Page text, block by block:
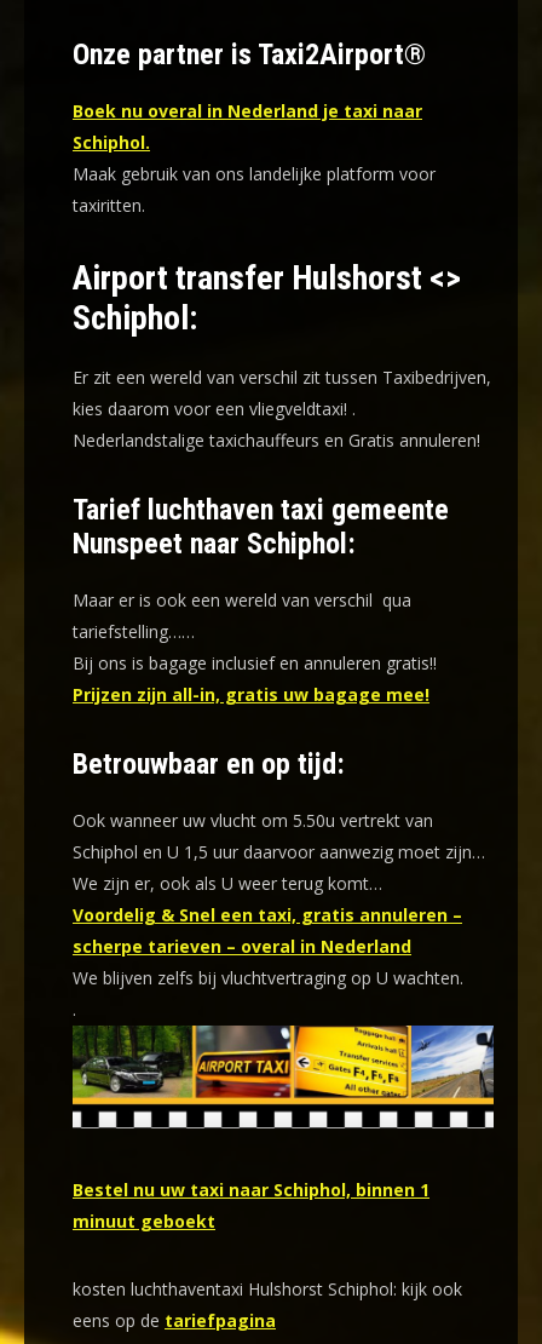
Onze partner is Taxi2Airport®
Boek nu overal in Nederland je taxi naar
Schiphol.
Maak gebruik van ons landelijke platform voor
taxiritten.
Airport transfer Hulshorst <>
Schiphol:
Er zit een wereld van verschil zit tussen Taxibedrijven,
kies daarom voor een vliegveldtaxi! .
Nederlandstalige taxichauffeurs en Gratis annuleren!
Tarief luchthaven taxi gemeente
Nunspeet naar Schiphol:
Maar er is ook een wereld van verschil qua
tariefstelling……
Bij ons is bagage inclusief en annuleren gratis!!
Prijzen zijn all-in, gratis uw bagage mee!
Betrouwbaar en op tijd:
Ook wanneer uw vlucht om 5.50u vertrekt van
Schiphol en U 1,5 uur daarvoor aanwezig moet zijn…
We zijn er, ook als U weer terug komt…
Voordelig & Snel een taxi, gratis annuleren –
scherpe tarieven – overal in Nederland
We blijven zelfs bij vluchtvertraging op U wachten.
.
Bestel nu uw taxi naar Schiphol, binnen 1
minuut geboekt
kosten luchthaventaxi Hulshorst Schiphol: kijk ook
eens op de tariefpagina